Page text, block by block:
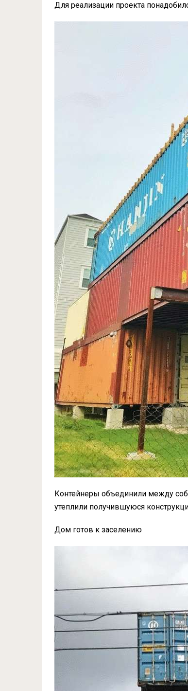
Для реализации проекта
Контейнеры объединили между
утеплили получившуюся
Дом готов к заселению